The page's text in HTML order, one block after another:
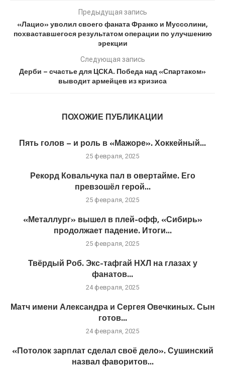
Предыдущая запись
«Лацио» уволил своего фаната Франко и Муссолини,
похваставшегося результатом операции по улучшению
эрекции
Следующая запись
Дерби – счастье для ЦСКА. Победа над «Спартаком»
выводит армейцев из кризиса
ПОХОЖИЕ ПУБЛИКАЦИИ
Пять голов – и роль в «Мажоре». Хоккейный...
25 февраля, 2025
Рекорд Ковальчука пал в овертайме. Его
превзошёл герой...
25 февраля, 2025
«Металлург» вышел в плей-офф, «Сибирь»
продолжает падение. Итоги...
25 февраля, 2025
Твёрдый Роб. Экс-тафгай НХЛ на глазах у
фанатов...
24 февраля, 2025
Матч имени Александра и Сергея Овечкиных. Сын
готов...
24 февраля, 2025
«Потолок зарплат сделал своё дело». Сушинский
назвал фаворитов...